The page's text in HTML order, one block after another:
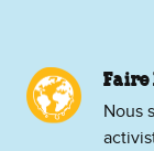
Nous